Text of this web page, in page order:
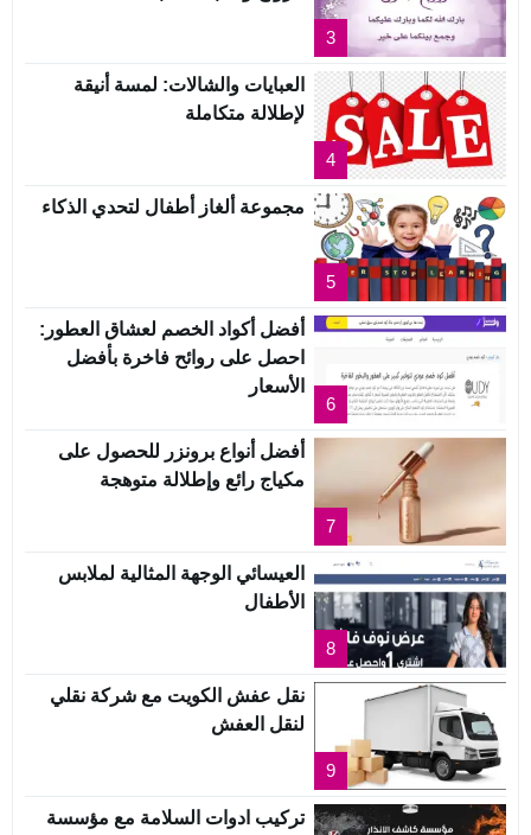
3
4
العبايات والشالات: لمسة أنيقة
لإطلالة متكاملة
5
مجموعة ألغاز أطفال لتحدي الذكاء
6
أفضل أكواد الخصم لعشاق العطور:
احصل على روائح فاخرة بأفضل
الأسعار
7
أفضل أنواع برونزر للحصول على
مكياج رائع وإطلالة متوهجة
8
العيسائي الوجهة المثالية لملابس
الأطفال
9
نقل عفش الكويت مع شركة نقلي
لنقل العفش
تركيب ادوات السلامة مع مؤسسة